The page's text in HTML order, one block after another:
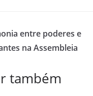
entre poderes e
na Assembleia
também